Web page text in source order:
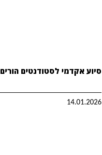
סיוע אקדמי לסטודנטים הורים
14.01.2026